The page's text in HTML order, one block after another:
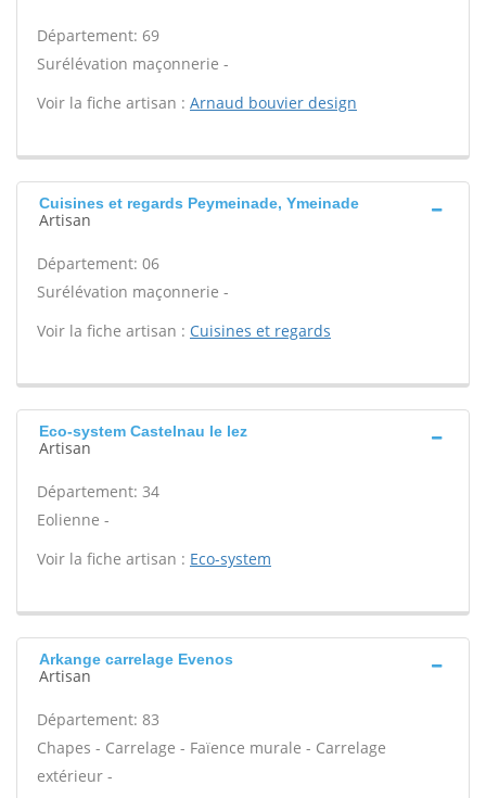
Département: 69
Surélévation maçonnerie -
Voir la fiche artisan : Arnaud bouvier design
Cuisines et regards Peymeinade, Ymeinade
Artisan
Département: 06
Surélévation maçonnerie -
Voir la fiche artisan : Cuisines et regards
Eco-system Castelnau le lez
Artisan
Département: 34
Eolienne -
Voir la fiche artisan : Eco-system
Arkange carrelage Evenos
Artisan
Département: 83
Chapes - Carrelage - Faïence murale - Carrelage
extérieur -